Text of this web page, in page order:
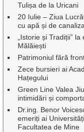
Tulișa de la Uricani
20 Iulie – Ziua
cu apă și de
„Istorie și Tradiții”
Mălăiești
Patrimoniul fără
Zece bursieri ai
Hațegului
Green Line Valea
intimidări și
Dr.ing. Benor
emeriți ai
Facultatea de Mine